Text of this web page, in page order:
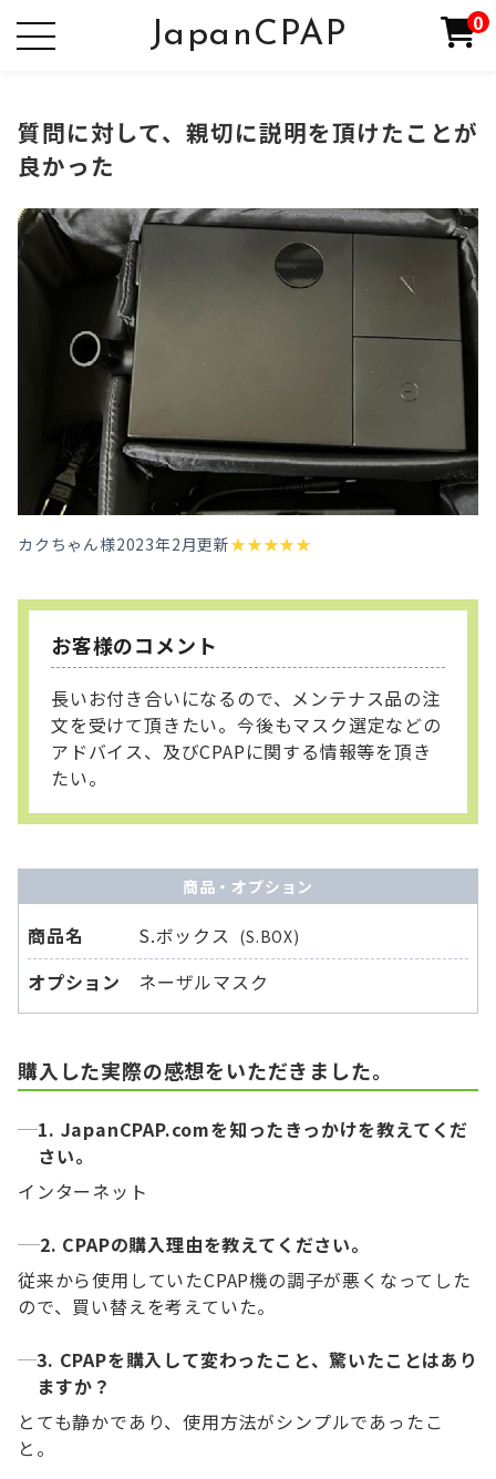
JapanCPAP 0
質問に対して、親切に説明を頂けたことが
良かった
カクちゃん様2023年2月更新★★★★★
お客様のコメント
長いお付き合いになるので、メンテナス品の注
文を受けて頂きたい。今後もマスク選定などの
アドバイス、及びCPAPに関する情報等を頂き
たい。
商品・オプション
商品名 S.ボックス (S.BOX)
オプション ネーザルマスク
購入した実際の感想をいただきました。
1. JapanCPAP.comを知ったきっかけを教えてくだ
さい。
インターネット
2. CPAPの購入理由を教えてください。
従来から使用していたCPAP機の調子が悪くなってした
ので、買い替えを考えていた。
3. CPAPを購入して変わったこと、驚いたことはあり
ますか？
とても静かであり、使用方法がシンプルであったこ
と。